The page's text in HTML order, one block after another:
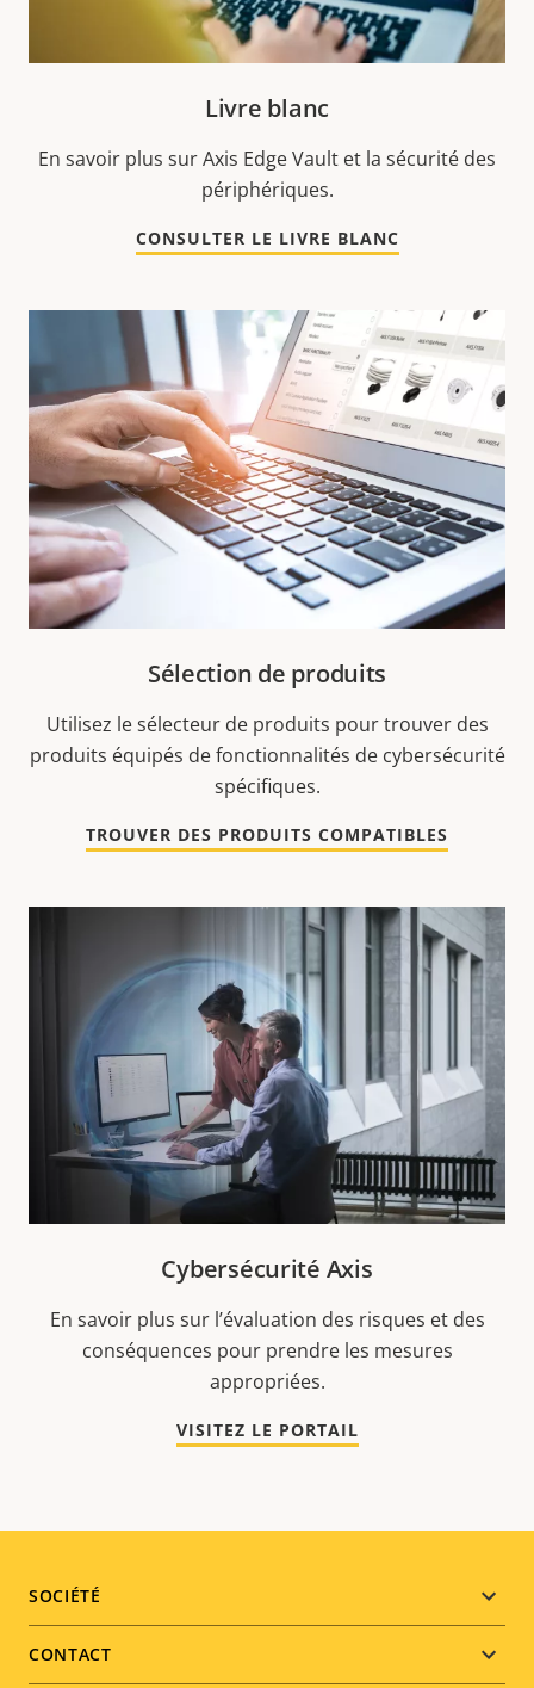
Livre blanc
En savoir plus sur Axis Edge Vault et la sécurité des
périphériques.
CONSULTER LE LIVRE BLANC
Sélection de produits
Utilisez le sélecteur de produits pour trouver des
produits équipés de fonctionnalités de cybersécurité
spécifiques.
TROUVER DES PRODUITS COMPATIBLES
Cybersécurité Axis
En savoir plus sur l’évaluation des risques et des
conséquences pour prendre les mesures
appropriées.
VISITEZ LE PORTAIL
Footer
menu
SOCIÉTÉ
CONTACT